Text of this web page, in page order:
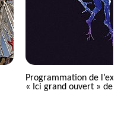
Programmation de
« Ici grand ouvert » de